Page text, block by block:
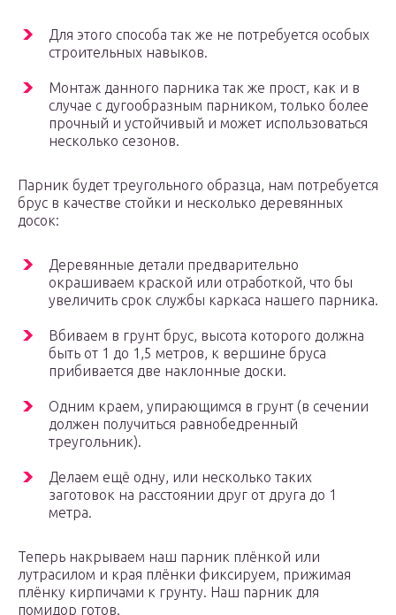
Для этого способа так же не потребуется особых
строительных навыков.
Монтаж данного парника так же прост, как и в
случае с дугообразным парником, только более
прочный и устойчивый и может использоваться
несколько сезонов.
Парник будет треугольного образца, нам потребуется
брус в качестве стойки и несколько деревянных
досок:
Деревянные детали предварительно
окрашиваем краской или отработкой, что бы
увеличить срок службы каркаса нашего парника.
Вбиваем в грунт брус, высота которого должна
быть от 1 до 1,5 метров, к вершине бруса
прибивается две наклонные доски.
Одним краем, упирающимся в грунт (в сечении
должен получиться равнобедренный
треугольник).
Делаем ещё одну, или несколько таких
заготовок на расстоянии друг от друга до 1
метра.
Теперь накрываем наш парник плёнкой или
лутрасилом и края плёнки фиксируем, прижимая
плёнку кирпичами к грунту. Наш парник для
помидор готов.